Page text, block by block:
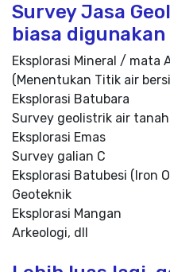
Survey Jasa
biasa
Eksplorasi Mineral / mata
(Menentukan Titik air
Eksplorasi Batubara
Survey geolistrik air tanah
Eksplorasi Emas
Survey galian C
Eksplorasi Batubesi (Iron
Geoteknik
Eksplorasi Mangan
Arkeologi, dll